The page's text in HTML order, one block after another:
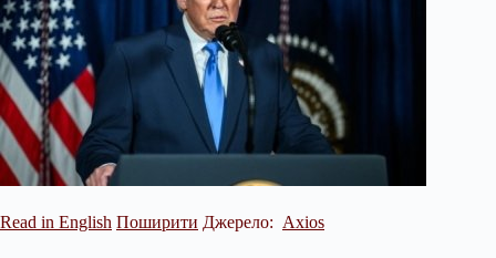
Read in English Поширити Джерело: Axios